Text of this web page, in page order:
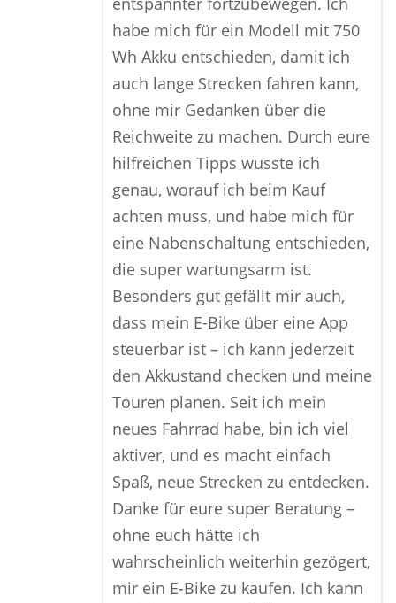
habe mich für ein Modell mit 750
Wh Akku entschieden, damit ich
auch lange Strecken fahren kann,
ohne mir Gedanken über die
Reichweite zu machen. Durch eure
hilfreichen Tipps wusste ich
genau, worauf ich beim Kauf
achten muss, und habe mich für
eine Nabenschaltung entschieden,
die super wartungsarm ist.
Besonders gut gefällt mir auch,
dass mein E-Bike über eine App
steuerbar ist – ich kann jederzeit
den Akkustand checken und meine
Touren planen. Seit ich mein
neues Fahrrad habe, bin ich viel
aktiver, und es macht einfach
Spaß, neue Strecken zu entdecken.
Danke für eure super Beratung –
ohne euch hätte ich
wahrscheinlich weiterhin gezögert,
mir ein E-Bike zu kaufen. Ich kann